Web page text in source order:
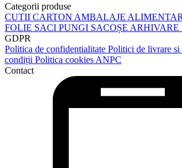
Categorii produse
CUTII CARTON AMBALAJE
FOLIE SACI PUNGI SACOȘE ARHIVARE
GDPR
Politica de confidentialitate Politici de livrare si
condiții Politica cookies ANPC
Contact